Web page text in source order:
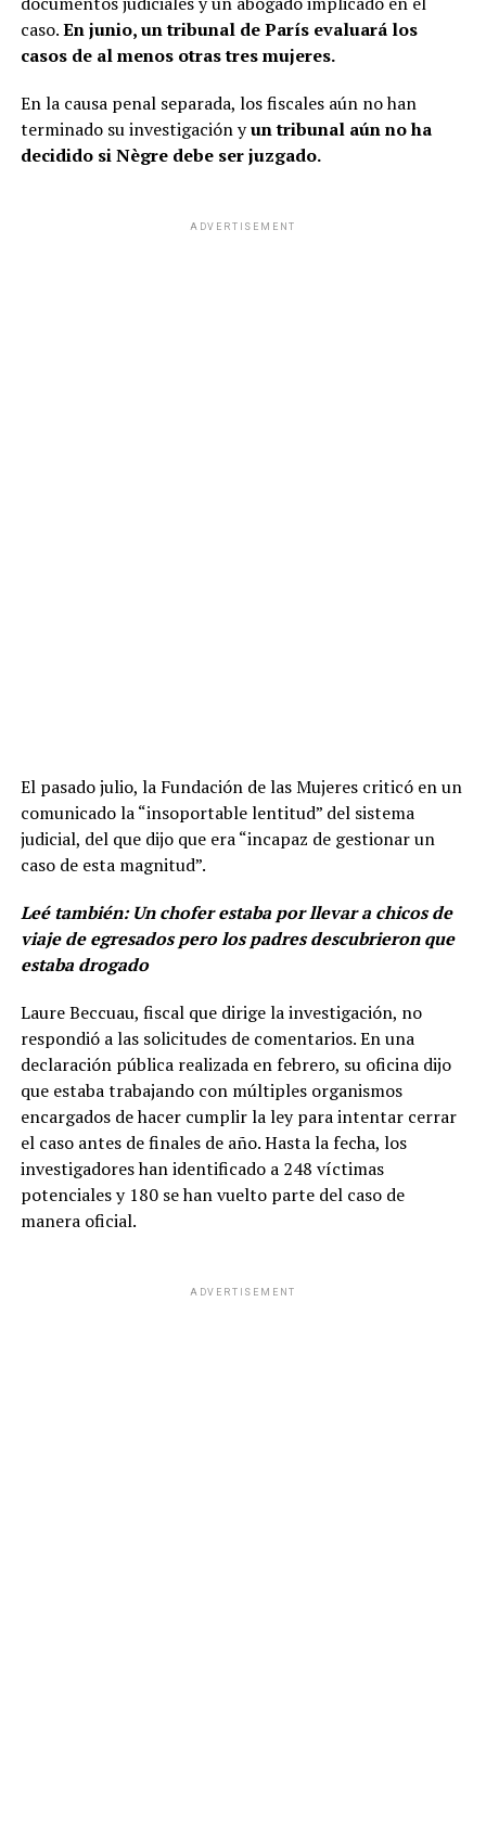
caso.En junio, un tribunal de París evaluará los
casos de al menos otras tres mujeres.
En la causa penal separada, los fiscales aún no han
terminado su investigación yun tribunal aún no ha
decidido si Nègre debe ser juzgado.
ADVERTISEMENT
El pasado julio, la Fundación de las Mujeres criticó en un
comunicado la “insoportable lentitud” del sistema
judicial, del que dijo que era “incapaz de gestionar un
caso de esta magnitud”.
Leé también:Un chofer estaba por llevar a chicos de
viaje de egresados pero los padres descubrieron que
estaba drogado
Laure Beccuau, fiscal que dirige la investigación, no
respondió a las solicitudes de comentarios. En una
declaración pública realizada en febrero, su oficina dijo
que estaba trabajando con múltiples organismos
encargados de hacer cumplir la ley para intentar cerrar
el caso antes de finales de año. Hasta la fecha, los
investigadores han identificado a 248 víctimas
potenciales y 180 se han vuelto parte del caso de
manera oficial.
ADVERTISEMENT